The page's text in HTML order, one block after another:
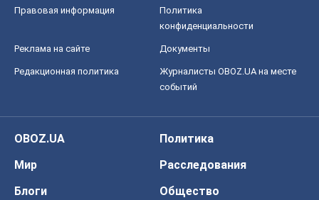
Правовая информация
Политика
конфиденциальности
Реклама на сайте Документы
Редакционная политика
Журналисты OBOZ.UA на месте
событий
OBOZ.UA
Политика
Мир
Расследования
Блоги
Общество